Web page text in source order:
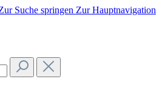
Suche springen Zur Hauptnavigation